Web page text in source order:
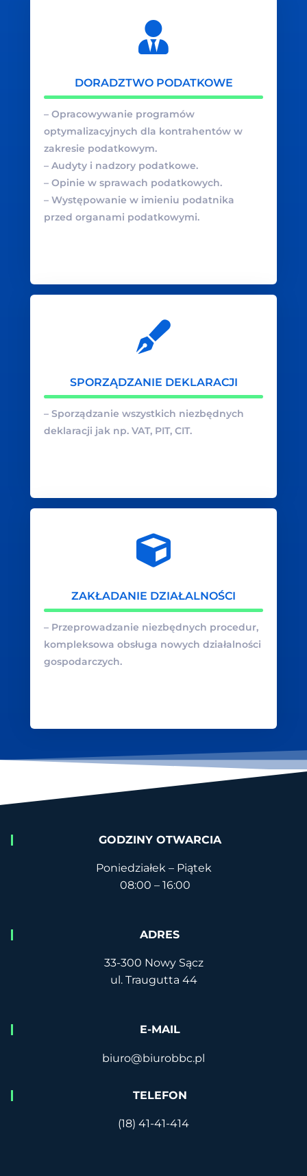
DORADZTWO PODATKOWE
– Opracowywanie programów
optymalizacyjnych dla kontrahentów w
zakresie podatkowym.
– Audyty i nadzory podatkowe.
– Opinie w sprawach podatkowych.
– Występowanie w imieniu podatnika
przed organami podatkowymi.
SPORZĄDZANIE DEKLARACJI
– Sporządzanie wszystkich niezbędnych
deklaracji jak np. VAT, PIT, CIT.
ZAKŁADANIE DZIAŁALNOŚCI
– Przeprowadzanie niezbędnych procedur,
kompleksowa obsługa nowych działalności
gospodarczych.
GODZINY OTWARCIA
Poniedziałek – Piątek
08:00 – 16:00
ADRES
33-300 Nowy Sącz
ul. Traugutta 44
E-MAIL
biuro@biurobbc.pl
TELEFON
(18) 41-41-414